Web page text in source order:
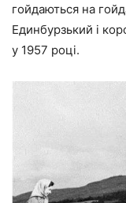
гойдаються на
Единбурзький і
у 1957 році.